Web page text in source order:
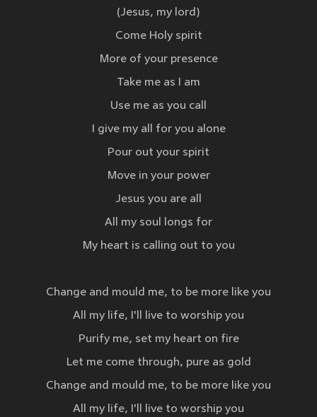
(Jesus, my lord)
Come Holy spirit
More of your presence
Take me as I am
Use me as you call
I give my all for you alone
Pour out your spirit
Move in your power
Jesus you are all
All my soul longs for
My heart is calling out to you
Change and mould me, to be more like you
All my life, I'll live to worship you
Purify me, set my heart on fire
Let me come through, pure as gold
Change and mould me, to be more like you
All my life, I'll live to worship you